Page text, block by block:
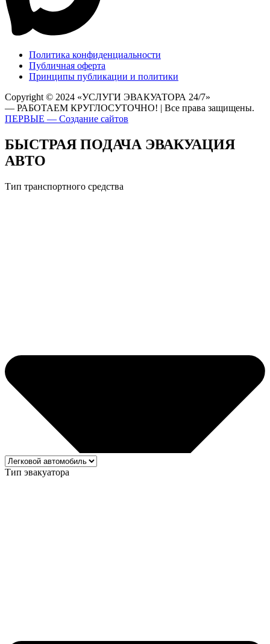
Политика конфиденциальности
Публичная оферта
Принципы публикации и политики
Copyright © 2024 «УСЛУГИ ЭВАКУАТОРА 24/7»
— РАБОТАЕМ КРУГЛОСУТОЧНО! | Все права защищены.
ПЕРВЫЕ — Создание сайтов
БЫСТРАЯ ПОДАЧА ЭВАКУАЦИЯ
АВТО
Тип транспортного средства
Тип эвакуатора